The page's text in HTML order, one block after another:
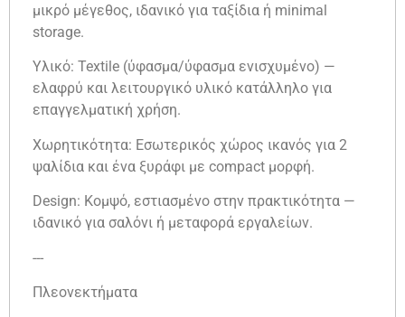
μικρό μέγεθος, ιδανικό για ταξίδια ή minimal
storage.
Υλικό: Textile (ύφασμα/ύφασμα ενισχυμένο) —
ελαφρύ και λειτουργικό υλικό κατάλληλο για
επαγγελματική χρήση.
Χωρητικότητα: Εσωτερικός χώρος ικανός για 2
ψαλίδια και ένα ξυράφι με compact μορφή.
Design: Κομψό, εστιασμένο στην πρακτικότητα —
ιδανικό για σαλόνι ή μεταφορά εργαλείων.
---
Πλεονεκτήματα